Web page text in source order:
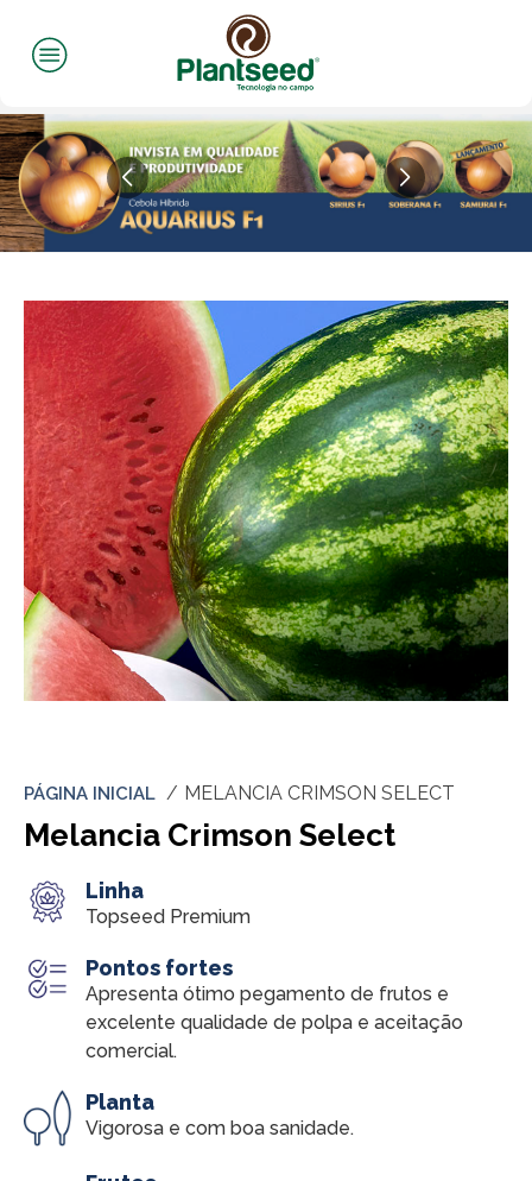
PÁGINA INICIAL MELANCIA CRIMSON SELECT
Melancia Crimson Select
Linha
Topseed Premium
Pontos fortes
Apresenta ótimo pegamento de frutos e
excelente qualidade de polpa e aceitação
comercial.
Planta
Vigorosa e com boa sanidade.